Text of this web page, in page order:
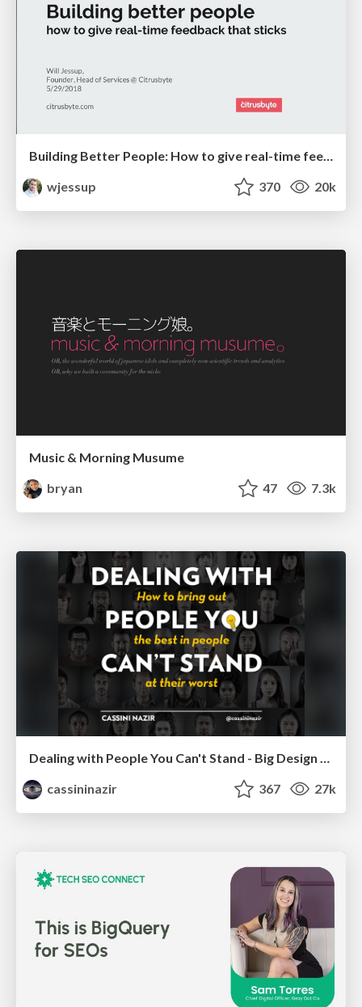
Building Better People: How to give real-time feedback that sticks.
wjessup
370 20k
Music & Morning Musume
bryan
47 7.3k
Dealing with People You Can't Stand - Big Design 2015
cassininazir
367 27k